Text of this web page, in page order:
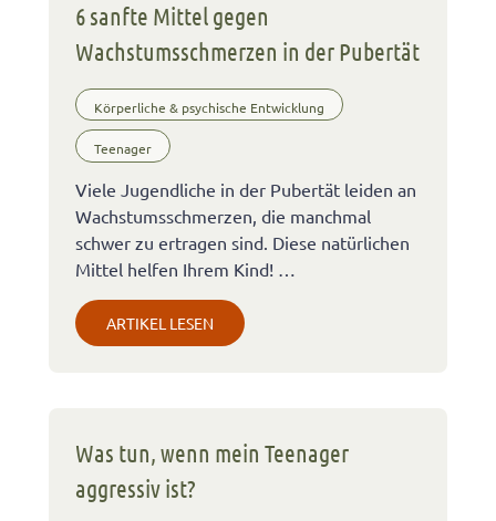
6 sanfte Mittel gegen
Wachstumsschmerzen in der Pubertät
Körperliche & psychische Entwicklung
Teenager
Viele Jugendliche in der Pubertät leiden an
Wachstumsschmerzen, die manchmal
schwer zu ertragen sind. Diese natürlichen
Mittel helfen Ihrem Kind! …
ARTIKEL LESEN
Was tun, wenn mein Teenager
aggressiv ist?